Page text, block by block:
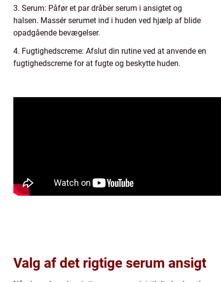
3. Serum: Påfør et par dråber serum i ansigtet og
halsen. Massér serumet ind i huden ved hjælp af blide
opadgående bevægelser.
4. Fugtighedscreme: Afslut din rutine ved at anvende en
fugtighedscreme for at fugte og beskytte huden.
Valg af det rigtige serum ansigt